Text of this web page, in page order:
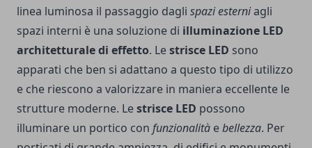
linea luminosa il passaggio dagli spazi esterniagli
spazi interni è una soluzione di illuminazione LED
architetturale di effetto. Lestrisce LED sono
apparati che ben si adattano a questo tipo di utilizzo
e che riescono a valorizzare in maniera eccellente le
strutture moderne. Lestrisce LED possono
illuminare un portico con funzionalità ebellezza. Per